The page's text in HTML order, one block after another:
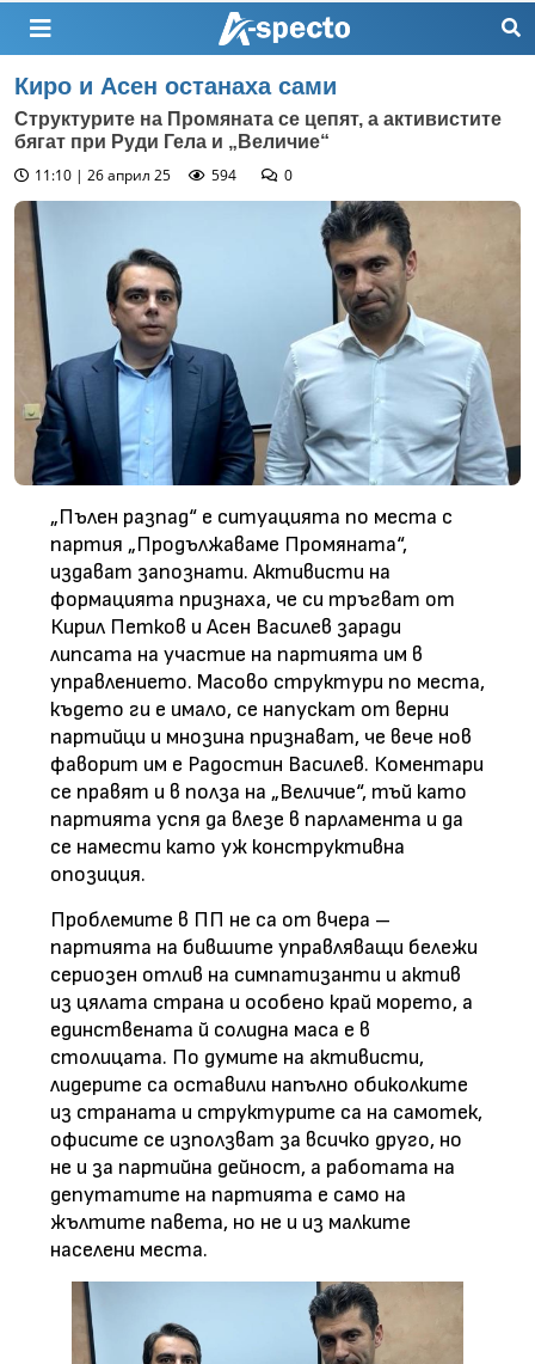
Киро и Асен останаха сами
Структурите на Промяната се цепят, а активистите
бягат при Руди Гела и „Величие“
11:10 | 26 април 25
594 0
„Пълен разпад“ е ситуацията по места с
партия „Продължаваме Промяната“,
издават запознати. Активисти на
формацията признаха, че си тръгват от
Кирил Петков и Асен Василев заради
липсата на участие на партията им в
управлението. Масово структури по места,
където ги е имало, се напускат от верни
партийци и мнозина признават, че вече нов
фаворит им е Радостин Василев. Коментари
се правят и в полза на „Величие“, тъй като
партията успя да влезе в парламента и да
се намести като уж конструктивна
опозиция.
Проблемите в ПП не са от вчера –
партията на бившите управляващи бележи
сериозен отлив на симпатизанти и актив
из цялата страна и особено край морето, а
единствената й солидна маса е в
столицата. По думите на активисти,
лидерите са оставили напълно обиколките
из страната и структурите са на самотек,
офисите се използват за всичко друго, но
не и за партийна дейност, а работата на
депутатите на партията е само на
жълтите павета, но не и из малките
населени места.